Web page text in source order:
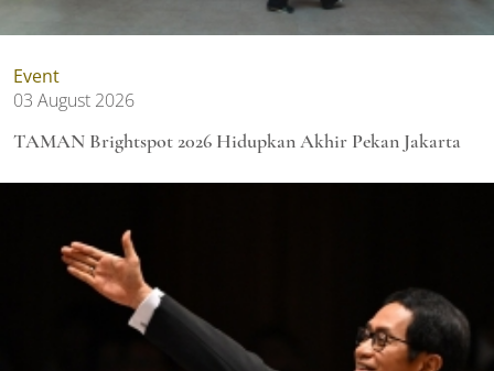
Event
03 August 2026
TAMAN Brightspot 2026 Hidupkan Akhir Pekan Jakarta